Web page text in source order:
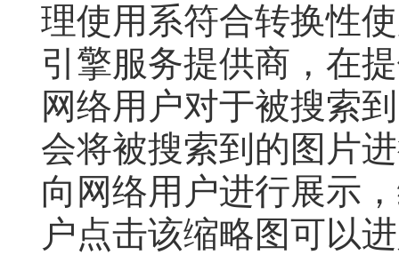
理使用系符合转换性
引擎服务提供商，在
网络用户对于被搜索
会将被搜索到的图片
向网络用户进行展示
户点击该缩略图可以